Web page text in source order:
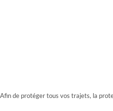
Afin de protéger tous vos trajets, la